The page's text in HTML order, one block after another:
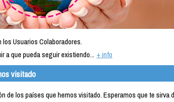
Usuarios Colaboradores.
a que pueda seguir existiendo... + info
visitado
de los países que hemos visitado. Esperamos que te sirva